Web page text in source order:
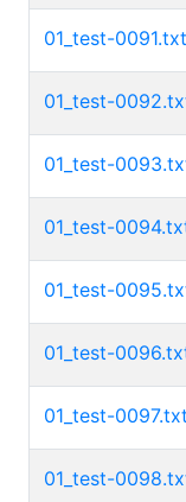
01_test-0091.txt
01_test-
01_test-
01_test-
01_test-
01_test-
01_test-0097.txt
01_test-